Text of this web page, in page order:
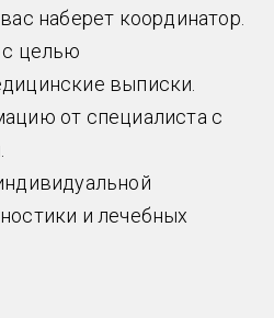
наберет координатор.
с целью
выписки.
от специалиста с
и лечебных